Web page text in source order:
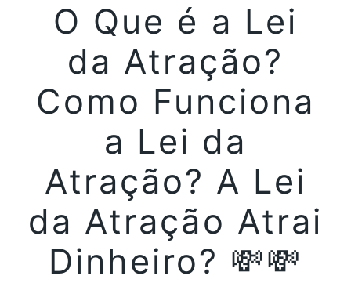
O Que é a Lei
da Atração?
Como Funciona
a Lei da
Atração? A Lei
da Atração Atrai
Dinheiro? 💸💸